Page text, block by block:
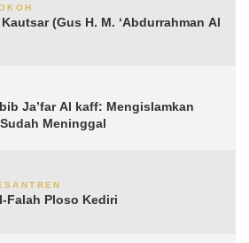
(Gus H. M. ‘Abdurrahman Al
Ja’far Al kaff: Mengislamkan
Meninggal
Falah Ploso Kediri